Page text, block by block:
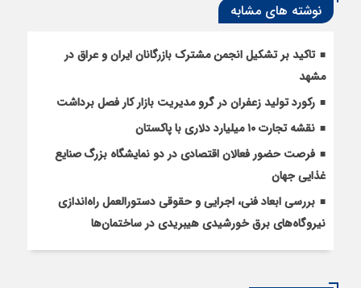
نوشته های مشابه
تاکید بر تشکیل انجمن مشترک بازرگانان ایران و عراق در
مشهد
رکورد تولید زعفران در گرو مدیریت بازار کار فصل برداشت
نقشه تجارت ۱۰‌ میلیارد دلاری با پاکستان
فرصت حضور فعالان اقتصادی در دو نمایشگاه بزرگ صنایع
غذایی جهان
بررسی ابعاد فنی، اجرایی و حقوقی دستورالعمل راه‌اندازی
نیروگاه‌های برق خورشیدی هیبریدی در ساختمان‌ها